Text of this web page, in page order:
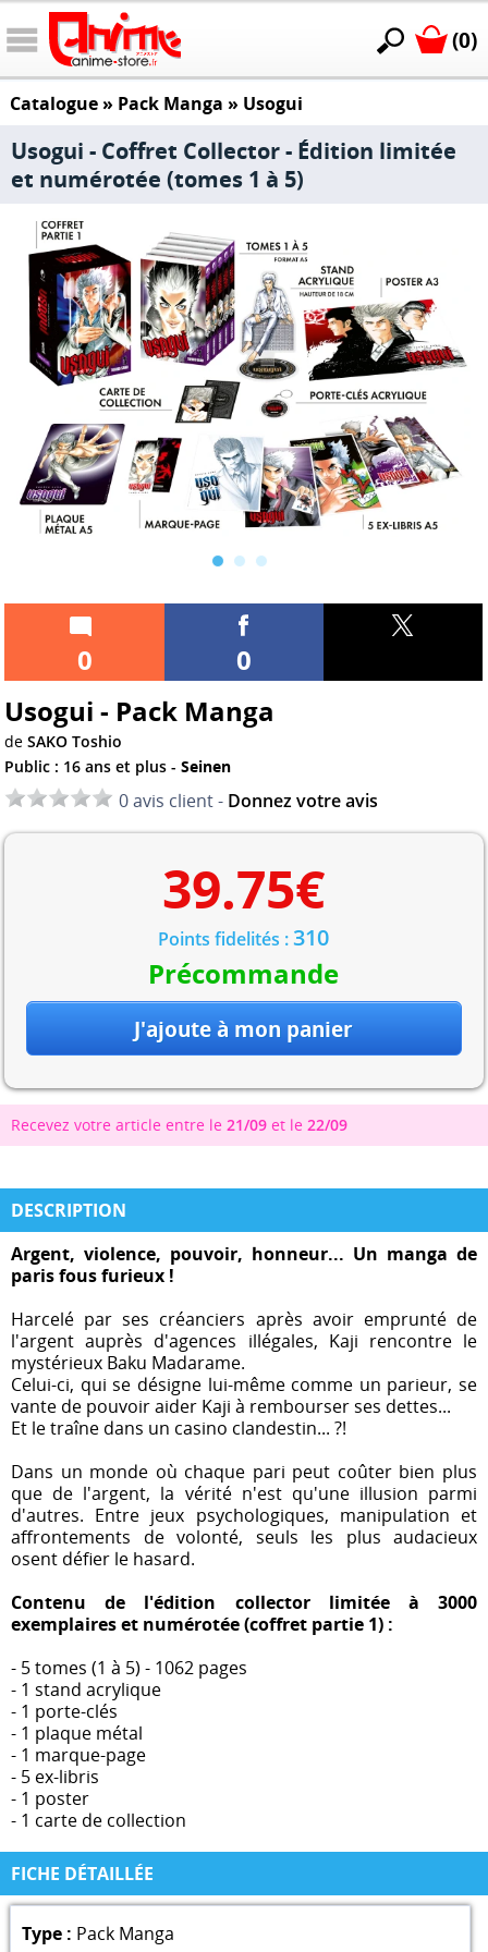
(0)
Catalogue» Pack Manga » Usogui
Usogui - Coffret Collector - Édition limitée
et numérotée (tomes 1 à 5)
0
0
Usogui - Pack Manga
deSAKO Toshio
Public : 16 ans et plus -Seinen
0 avis client - Donnez votre avis
39.75€
Points fidelités :310
Précommande
Recevez votre article entre le 21/09 et le 22/09
DESCRIPTION
Argent, violence, pouvoir, honneur... Un manga de
paris fous furieux !
Harcelé par ses créanciers après avoir emprunté de
l'argent auprès d'agences illégales, Kaji rencontre le
mystérieux Baku Madarame.
Celui-ci, qui se désigne lui-même comme un parieur, se
vante de pouvoir aider Kaji à rembourser ses dettes...
Et le traîne dans un casino clandestin... ?!
Dans un monde où chaque pari peut coûter bien plus
que de l'argent, la vérité n'est qu'une illusion parmi
d'autres. Entre jeux psychologiques, manipulation et
affrontements de volonté, seuls les plus audacieux
osent défier le hasard.
Contenu de l'édition collector limitée à 3000
exemplaires et numérotée (coffret partie 1) :
- 5 tomes (1 à 5) - 1062 pages
- 1 stand acrylique
- 1 porte-clés
- 1 plaque métal
- 1 marque-page
- 5 ex-libris
- 1 poster
- 1 carte de collection
FICHE DÉTAILLÉE
Type : Pack Manga